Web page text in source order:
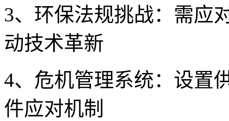
3、环保法规挑战：需应
动技术革新
4、危机管理系统：设置
件应对机制